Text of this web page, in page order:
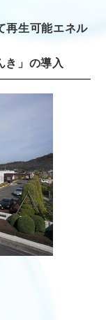
再生可能エネル
き」の導入